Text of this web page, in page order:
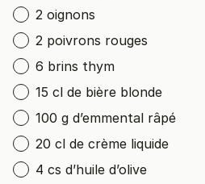
2 oignons
2 poivrons rouges
6 brins thym
15 cl de bière blonde
100 g d’emmental râpé
20 cl de crème liquide
4 cs d’huile d’olive